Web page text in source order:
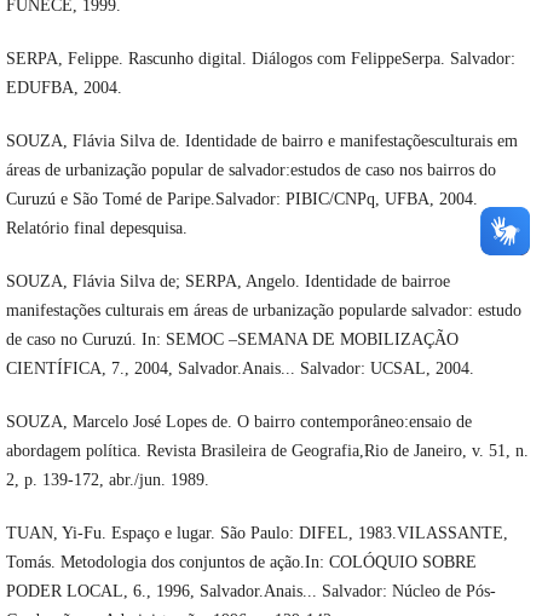
FUNECE, 1999.
SERPA, Felippe. Rascunho digital. Diálogos com FelippeSerpa. Salvador:
EDUFBA, 2004.
SOUZA, Flávia Silva de. Identidade de bairro e manifestaçõesculturais em
áreas de urbanização popular de salvador:estudos de caso nos bairros do
Curuzú e São Tomé de Paripe.Salvador: PIBIC/CNPq, UFBA, 2004.
Relatório final depesquisa.
SOUZA, Flávia Silva de; SERPA, Angelo. Identidade de bairroe
manifestações culturais em áreas de urbanização popularde salvador: estudo
de caso no Curuzú. In: SEMOC –SEMANA DE MOBILIZAÇÃO
CIENTÍFICA, 7., 2004, Salvador.Anais... Salvador: UCSAL, 2004.
SOUZA, Marcelo José Lopes de. O bairro contemporâneo:ensaio de
abordagem política. Revista Brasileira de Geografia,Rio de Janeiro, v. 51, n.
2, p. 139-172, abr./jun. 1989.
TUAN, Yi-Fu. Espaço e lugar. São Paulo: DIFEL, 1983.VILASSANTE,
Tomás. Metodologia dos conjuntos de ação.In: COLÓQUIO SOBRE
PODER LOCAL, 6., 1996, Salvador.Anais... Salvador: Núcleo de Pós-